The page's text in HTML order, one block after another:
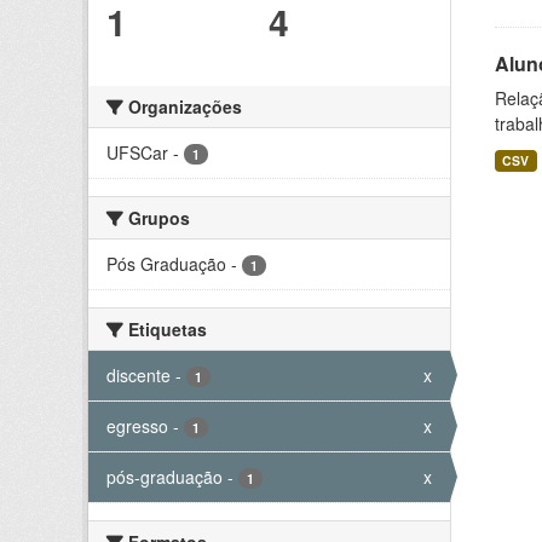
1 4
Organizações
UFSCar - 1
Grupos
Pós Graduação - 1
Etiquetas
discente - 1 x
egresso - 1 x
pós-graduação - 1 x
CSV